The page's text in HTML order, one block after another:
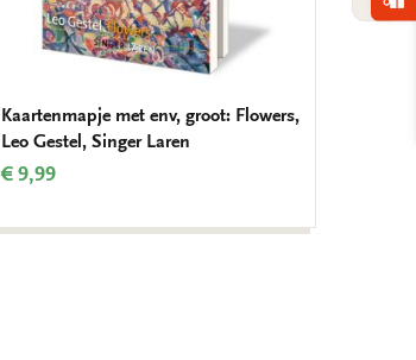
Kaartenmapje met env, groot: Flowers,
Leo Gestel, Singer Laren
€ 9,99